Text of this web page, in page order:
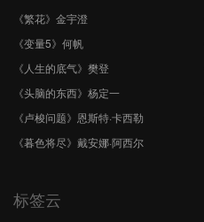
《繁花》金宇澄
《变量5》何帆
《人生的底气》樊登
《头脑的东西》杨定一
《卢梭问题》恩斯特·卡西勒
《暮色将尽》戴安娜·阿西尔
标签云